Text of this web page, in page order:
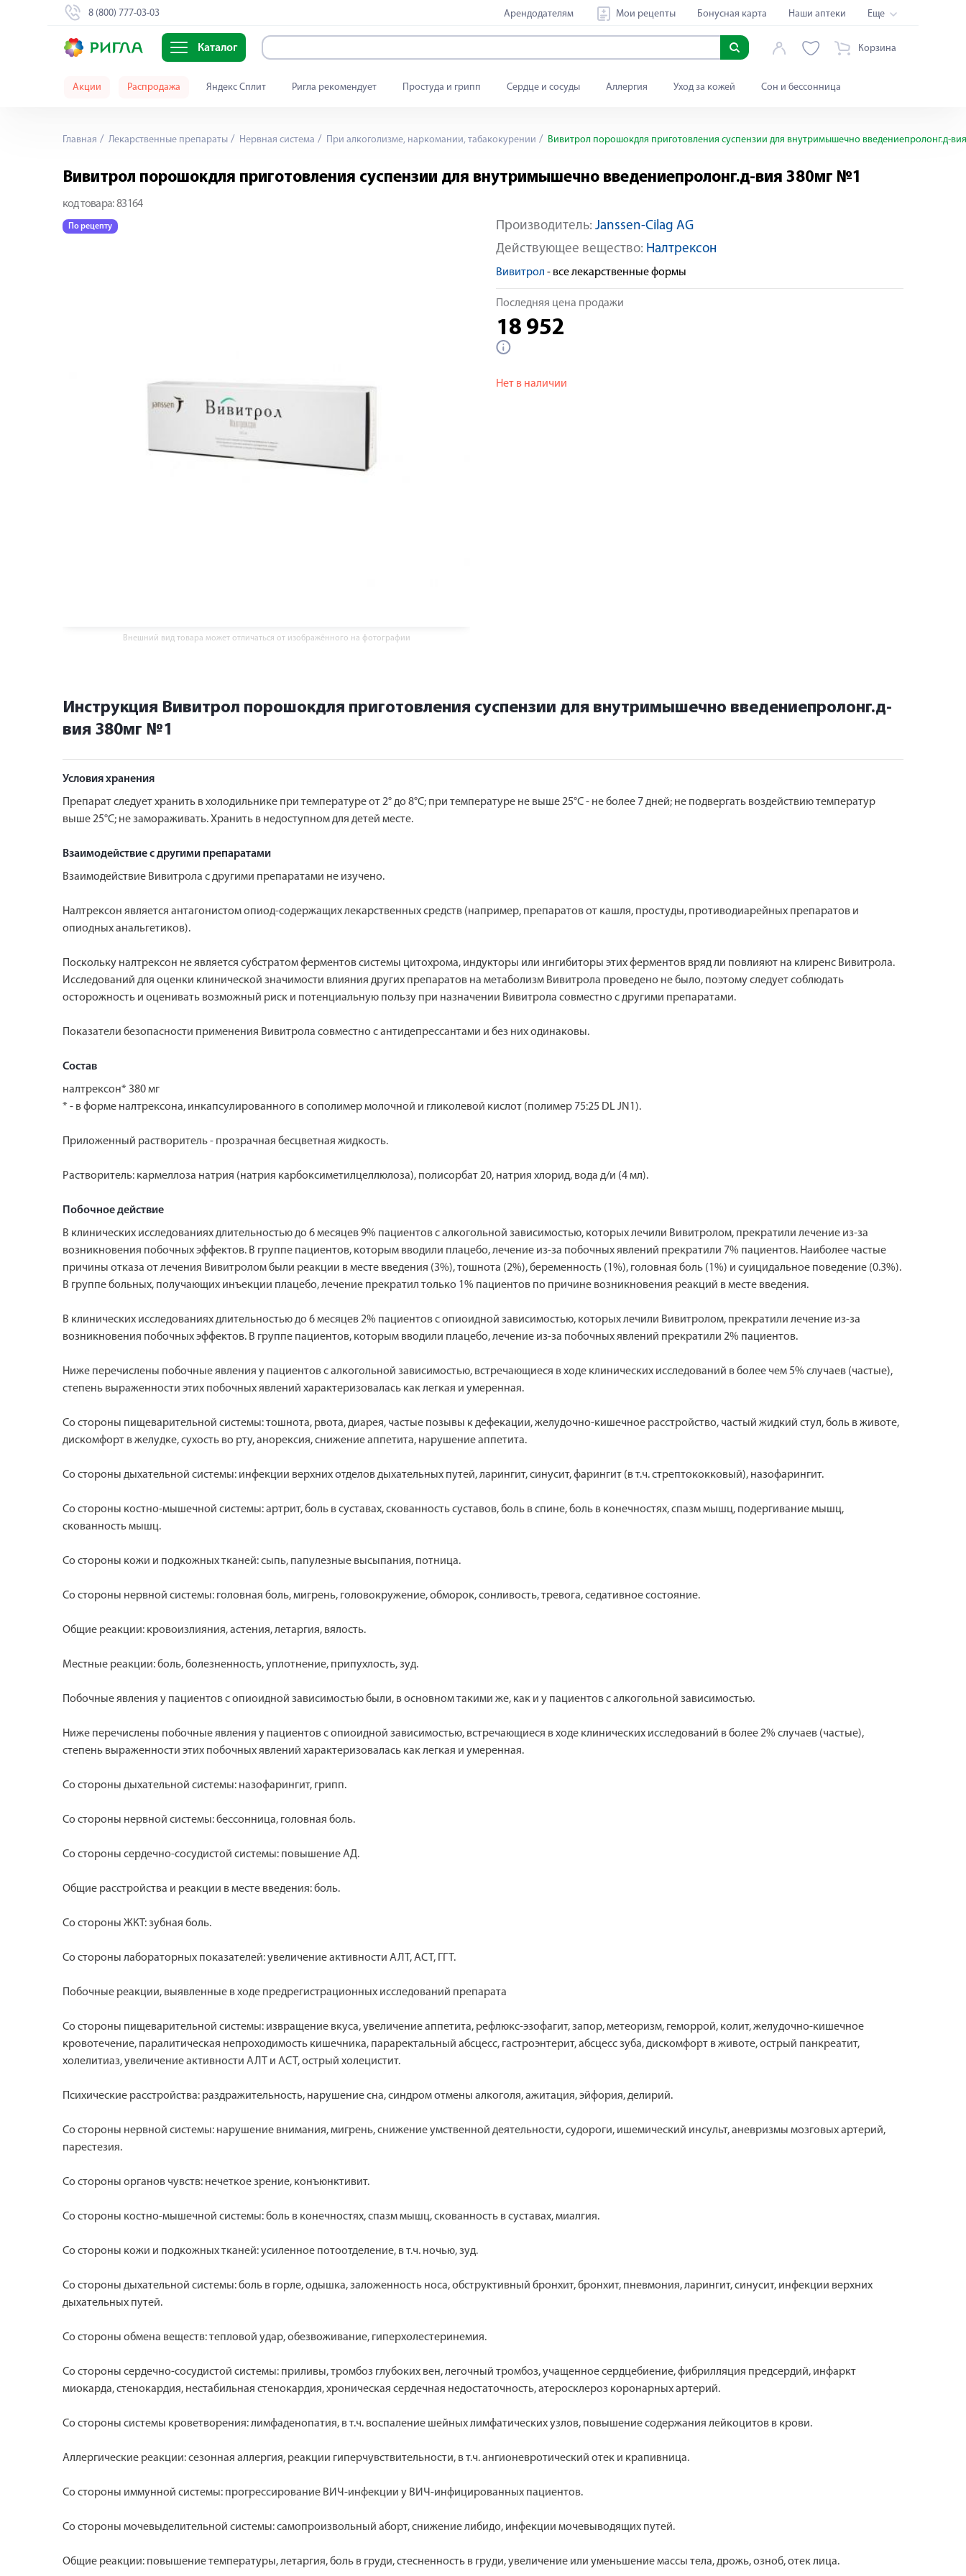
8 (800) 777-03-03 Арендодателям Мои рецепты Бонусная карта Наши аптеки Еще
Каталог Корзина
Акции Распродажа Яндекс Сплит Ригла рекомендует Простуда и грипп Сердце и сосуды Аллергия Уход за кожей Сон и бессонница
Главная Лекарственные препараты Нервная система При алкоголизме, наркомании, табакокурении Вивитрол порошокдля приготовления суспензии для внутримышечно введениепролонг.д-
Вивитрол порошокдля приготовления суспензии для внутримышечно введениепролонг.д-вия 380мг №1
код товара: 83164
По рецепту
Внешний вид товара может отличаться от изображённого на фотографии
Производитель: Janssen-Cilag AG
Действующее вещество: Налтрексон
Вивитрол - все лекарственные формы
Последняя цена продажи
18 952
Нет в наличии
Инструкция Вивитрол порошокдля приготовления суспензии для внутримышечно введениепролонг.д-
вия 380мг №1
Условия хранения
Препарат следует хранить в холодильнике при температуре от 2° до 8°С; при температуре не выше 25°С - не более 7 дней; не подвергать воздействию температур
выше 25°С; не замораживать. Хранить в недоступном для детей месте.
Взаимодействие с другими препаратами
Взаимодействие Вивитрола с другими препаратами не изучено.
Налтрексон является антагонистом опиод-содержащих лекарственных средств (например, препаратов от кашля, простуды, противодиарейных препаратов и
опиодных анальгетиков).
Поскольку налтрексон не является субстратом ферментов системы цитохрома, индукторы или ингибиторы этих ферментов вряд ли повлияют на клиренс Вивитрола.
Исследований для оценки клинической значимости влияния других препаратов на метаболизм Вивитрола проведено не было, поэтому следует соблюдать
осторожность и оценивать возможный риск и потенциальную пользу при назначении Вивитрола совместно с другими препаратами.
Показатели безопасности применения Вивитрола совместно с антидепрессантами и без них одинаковы.
Состав
налтрексон* 380 мг
* - в форме налтрексона, инкапсулированного в сополимер молочной и гликолевой кислот (полимер 75:25 DL JN1).
Приложенный растворитель - прозрачная бесцветная жидкость.
Растворитель: кармеллоза натрия (натрия карбоксиметилцеллюлоза), полисорбат 20, натрия хлорид, вода д/и (4 мл).
Побочное действие
В клинических исследованиях длительностью до 6 месяцев 9% пациентов с алкогольной зависимостью, которых лечили Вивитролом, прекратили лечение из-за
возникновения побочных эффектов. В группе пациентов, которым вводили плацебо, лечение из-за побочных явлений прекратили 7% пациентов. Наиболее частые
причины отказа от лечения Вивитролом были реакции в месте введения (3%), тошнота (2%), беременность (1%), головная боль (1%) и суицидальное поведение (0.3%).
В группе больных, получающих инъекции плацебо, лечение прекратил только 1% пациентов по причине возникновения реакций в месте введения.
В клинических исследованиях длительностью до 6 месяцев 2% пациентов с опиоидной зависимостью, которых лечили Вивитролом, прекратили лечение из-за
возникновения побочных эффектов. В группе пациентов, которым вводили плацебо, лечение из-за побочных явлений прекратили 2% пациентов.
Ниже перечислены побочные явления у пациентов с алкогольной зависимостью, встречающиеся в ходе клинических исследований в более чем 5% случаев (частые),
степень выраженности этих побочных явлений характеризовалась как легкая и умеренная.
Со стороны пищеварительной системы: тошнота, рвота, диарея, частые позывы к дефекации, желудочно-кишечное расстройство, частый жидкий стул, боль в животе,
дискомфорт в желудке, сухость во рту, анорексия, снижение аппетита, нарушение аппетита.
Со стороны дыхательной системы: инфекции верхних отделов дыхательных путей, ларингит, синусит, фарингит (в т.ч. стрептококковый), назофарингит.
Со стороны костно-мышечной системы: артрит, боль в суставах, скованность суставов, боль в спине, боль в конечностях, спазм мышц, подергивание мышц,
скованность мышц.
Со стороны кожи и подкожных тканей: сыпь, папулезные высыпания, потница.
Со стороны нервной системы: головная боль, мигрень, головокружение, обморок, сонливость, тревога, седативное состояние.
Общие реакции: кровоизлияния, астения, летаргия, вялость.
Местные реакции: боль, болезненность, уплотнение, припухлость, зуд.
Побочные явления у пациентов с опиоидной зависимостью были, в основном такими же, как и у пациентов с алкогольной зависимостью.
Ниже перечислены побочные явления у пациентов с опиоидной зависимостью, встречающиеся в ходе клинических исследований в более 2% случаев (частые),
степень выраженности этих побочных явлений характеризовалась как легкая и умеренная.
Со стороны дыхательной системы: назофарингит, грипп.
Со стороны нервной системы: бессонница, головная боль.
Со стороны сердечно-сосудистой системы: повышение АД.
Общие расстройства и реакции в месте введения: боль.
Со стороны ЖКТ: зубная боль.
Со стороны лабораторных показателей: увеличение активности АЛТ, АСТ, ГГТ.
Побочные реакции, выявленные в ходе предрегистрационных исследований препарата
Со стороны пищеварительной системы: извращение вкуса, увеличение аппетита, рефлюкс-эзофагит, запор, метеоризм, геморрой, колит, желудочно-кишечное
кровотечение, паралитическая непроходимость кишечника, параректальный абсцесс, гастроэнтерит, абсцесс зуба, дискомфорт в животе, острый панкреатит,
холелитиаз, увеличение активности АЛТ и АСТ, острый холецистит.
Психические расстройства: раздражительность, нарушение сна, синдром отмены алкоголя, ажитация, эйфория, делирий.
Со стороны нервной системы: нарушение внимания, мигрень, снижение умственной деятельности, судороги, ишемический инсульт, аневризмы мозговых артерий,
парестезия.
Со стороны органов чувств: нечеткое зрение, конъюнктивит.
Со стороны костно-мышечной системы: боль в конечностях, спазм мышц, скованность в суставах, миалгия.
Со стороны кожи и подкожных тканей: усиленное потоотделение, в т.ч. ночью, зуд.
Со стороны дыхательной системы: боль в горле, одышка, заложенность носа, обструктивный бронхит, бронхит, пневмония, ларингит, синусит, инфекции верхних
дыхательных путей.
Со стороны обмена веществ: тепловой удар, обезвоживание, гиперхолестеринемия.
Со стороны сердечно-сосудистой системы: приливы, тромбоз глубоких вен, легочный тромбоз, учащенное сердцебиение, фибрилляция предсердий, инфаркт
миокарда, стенокардия, нестабильная стенокардия, хроническая сердечная недостаточность, атеросклероз коронарных артерий.
Со стороны системы кроветворения: лимфаденопатия, в т.ч. воспаление шейных лимфатических узлов, повышение содержания лейкоцитов в крови.
Аллергические реакции: сезонная аллергия, реакции гиперчувствительности, в т.ч. ангионевротический отек и крапивница.
Со стороны иммунной системы: прогрессирование ВИЧ-инфекции у ВИЧ-инфицированных пациентов.
Со стороны мочевыделительной системы: самопроизвольный аборт, снижение либидо, инфекции мочевыводящих путей.
Общие реакции: повышение температуры, летаргия, боль в груди, стесненность в груди, увеличение или уменьшение массы тела, дрожь, озноб, отек лица.